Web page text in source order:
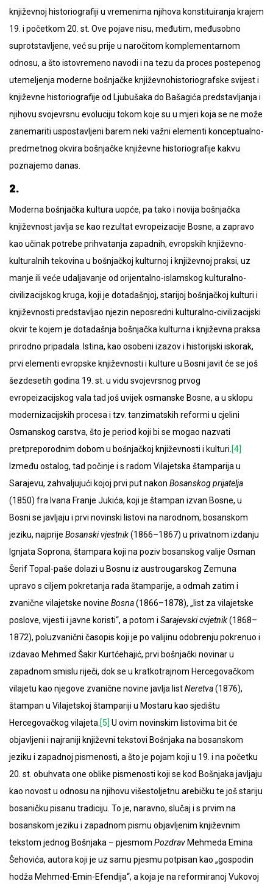
književnoj historiografiji u vremenima njihova konstituiranja krajem
19. i početkom 20. st. Ove pojave nisu, međutim, međusobno
suprotstavljene, već su prije u naročitom komplementarnom
odnosu, a što istovremeno navodi i na tezu da proces postepenog
utemeljenja moderne bošnjačke književnohistoriografske svijest i
književne historiografije od Ljubušaka do Bašagića predstavljanja i
njihovu svojevrsnu evoluciju tokom koje su u mjeri koja se ne može
zanemariti uspostavljeni barem neki važni elementi konceptualno-
predmetnog okvira bošnjačke književne historiografije kakvu
poznajemo danas.
2.
Moderna bošnjačka kultura uopće, pa tako i novija bošnjačka
književnost javlja se kao rezultat evropeizacije Bosne, a zapravo
kao učinak potrebe prihvatanja zapadnih, evropskih književno-
kulturalnih tekovina u bošnjačkoj kulturnoj i književnoj praksi, uz
manje ili veće udaljavanje od orijentalno-islamskog kulturalno-
civilizacijskog kruga, koji je dotadašnjoj, starijoj bošnjačkoj kulturi i
književnosti predstavljao njezin neposredni kulturalno-civilizacijski
okvir te kojem je dotadašnja bošnjačka kulturna i književna praksa
prirodno pripadala. Istina, kao osobeni izazov i historijski iskorak,
prvi elementi evropske književnosti i kulture u Bosni javit će se još
šezdesetih godina 19. st. u vidu svojevrsnog prvog
evropeizacijskog vala tad još uvijek osmanske Bosne, a u sklopu
modernizacijskih procesa i tzv. tanzimatskih reformi u cjelini
Osmanskog carstva, što je period koji bi se mogao nazvati
pretpreporodnim dobom u bošnjačkoj književnosti i kulturi. [4]
Između ostalog, tad počinje i s radom Vilajetska štamparija u
Sarajevu, zahvaljujući kojoj prvi put nakon Bosanskog prijatelja
(1850) fra Ivana Franje Jukića, koji je štampan izvan Bosne, u
Bosni se javljaju i prvi novinski listovi na narodnom, bosanskom
jeziku, najprije Bosanski vjestnik(1866–1867) u privatnom izdanju
Ignjata Soprona, štampara koji na poziv bosanskog valije Osman
Šerif Topal-paše dolazi u Bosnu iz austrougarskog Zemuna
upravo s ciljem pokretanja rada štamparije, a odmah zatim i
zvanične vilajetske novine Bosna(1866–1878), „list za vilajetske
poslove, vijesti i javne koristi“, a potom i Sarajevski cvjetnik(1868–
1872), poluzvanični časopis koji je po valijinu odobrenju pokrenuo i
izdavao Mehmed Šakir Kurtćehajić, prvi bošnjački novinar u
zapadnom smislu riječi, dok se u kratkotrajnom Hercegovačkom
vilajetu kao njegove zvanične novine javlja listNeretva(1876),
štampan u Vilajetskoj štampariji u Mostaru kao sjedištu
Hercegovačkog vilajeta. [5] U ovim novinskim listovima bit će
objavljeni i najraniji književni tekstovi Bošnjaka na bosanskom
jeziku i zapadnoj pismenosti, a što je pojam koji u 19. i na početku
20. st. obuhvata one oblike pismenosti koji se kod Bošnjaka javljaju
kao novost u odnosu na njihovu višestoljetnu arebičku te još stariju
bosaničku pisanu tradiciju. To je, naravno, slučaj i s prvim na
bosanskom jeziku i zapadnom pismu objavljenim književnim
tekstom jednog Bošnjaka – pjesmom Pozdrav Mehmeda Emina
Šehovića, autora koji je uz samu pjesmu potpisan kao „gospodin
hodža Mehmed-Emin-Efendija“, a koja je na reformiranoj Vukovoj